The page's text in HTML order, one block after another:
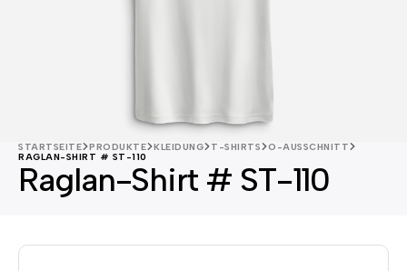
STARTSEITE PRODUKTE KLEIDUNG T-SHIRTS
O-AUSSCHNITT
RAGLAN-SHIRT # ST-110
Raglan-Shirt # ST-110